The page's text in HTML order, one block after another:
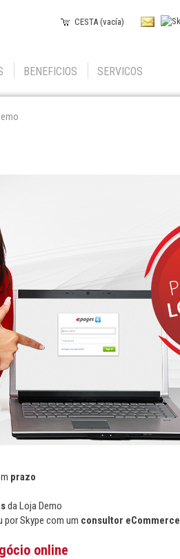
CESTA (vacía)
BENEFICIOS SERVICOS
prazo
da Loja Demo
por Skype com um consultor eCommerce
online